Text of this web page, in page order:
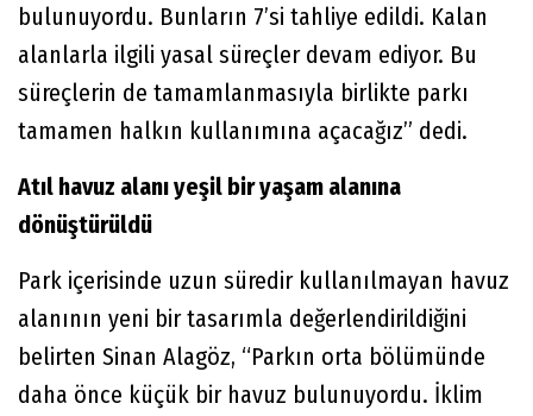
bulunuyordu. Bunların 7’si tahliye edildi. Kalan
alanlarla ilgili yasal süreçler devam ediyor. Bu
süreçlerin de tamamlanmasıyla birlikte parkı
tamamen halkın kullanımına açacağız” dedi.
Atıl havuz alanı yeşil bir yaşam alanına
dönüştürüldü
Park içerisinde uzun süredir kullanılmayan havuz
alanının yeni bir tasarımla değerlendirildiğini
belirten Sinan Alagöz, “Parkın orta bölümünde
daha önce küçük bir havuz bulunuyordu. İklim